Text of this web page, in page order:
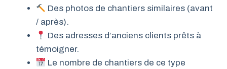
Des photos de chantiers similaires (avant
/ après).
Des adresses d’anciens clients prêts à
témoigner.
Le nombre de chantiers de ce type